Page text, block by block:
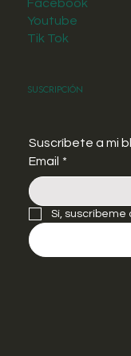
Facebook
Youtube
Tik Tok
Suscripción
Suscríbete a mi
Email *
Sí, suscríbeme